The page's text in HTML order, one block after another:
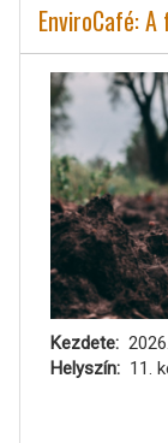
EnviroCafé:
Kezdete
Helyszín
11.